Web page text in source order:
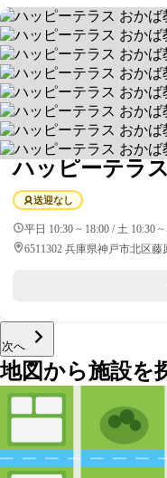
ハッピーテラ
送迎なし
平日 10:30 ~ 18:00 / 土 10:30 ~
6511302 兵庫県神戸市北区
次へ
地図から施設を